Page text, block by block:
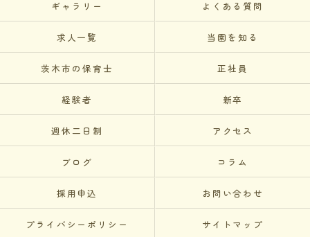
ギャラリー よくある質問
求人一覧 当園を知る
茨木市の保育士 正社員
経験者 新卒
週休二日制 アクセス
ブログ コラム
採用申込 お問い合わせ
プライバシーポリシー サイトマップ